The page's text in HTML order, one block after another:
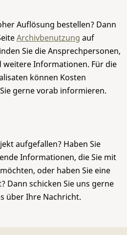
Auflösung bestellen? Dann
Archivbenutzung auf
Sie die Ansprechpersonen,
weitere Informationen. Für die
können Kosten
gerne vorab informieren.
aufgefallen? Haben Sie
Informationen, die Sie mit
oder haben Sie eine
Dann schicken Sie uns gerne
über Ihre Nachricht.